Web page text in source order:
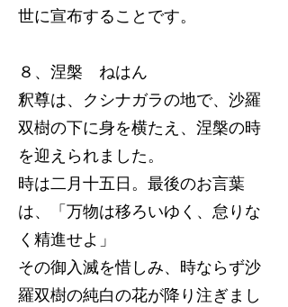
世に宣布することです。
８、涅槃 ねはん
釈尊は、クシナガラの地で、沙羅
双樹の下に身を横たえ、涅槃の時
を迎えられました。
時は二月十五日。最後のお言葉
は、「万物は移ろいゆく、怠りな
く精進せよ」
その御入滅を惜しみ、時ならず沙
羅双樹の純白の花が降り注ぎまし